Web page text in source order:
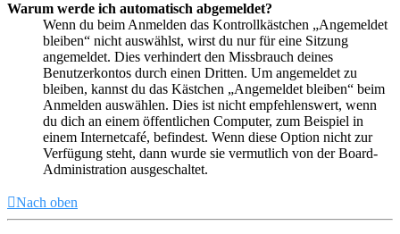
Warum werde ich automatisch abgemeldet?
Wenn du beim Anmelden das Kontrollkästchen „Angemeldet
bleiben“ nicht auswählst, wirst du nur für eine Sitzung
angemeldet. Dies verhindert den Missbrauch deines
Benutzerkontos durch einen Dritten. Um angemeldet zu
bleiben, kannst du das Kästchen „Angemeldet bleiben“ beim
Anmelden auswählen. Dies ist nicht empfehlenswert, wenn
du dich an einem öffentlichen Computer, zum Beispiel in
einem Internetcafé, befindest. Wenn diese Option nicht zur
Verfügung steht, dann wurde sie vermutlich von der Board-
Administration ausgeschaltet.
Nach oben